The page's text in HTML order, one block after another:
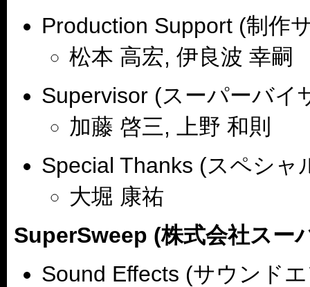
Production Support (制作
松本 高宏, 伊良波 幸嗣
Supervisor (スーパーバイ
加藤 啓三, 上野 和則
Special Thanks (スペシャ
大堀 康祐
SuperSweep (株式会社スー
Sound Effects (サウンド